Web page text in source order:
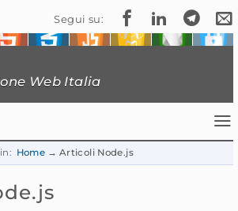
Segui su:
Web Italia
Home Articoli Node.js